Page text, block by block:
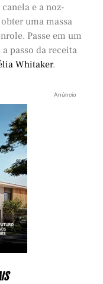
e a noz-
uma massa
Passe em um
passo da receita
Whitaker.
Anúncio